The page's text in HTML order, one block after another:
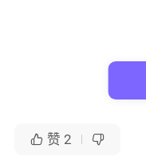
 赞 2 